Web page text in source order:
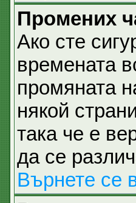
Промених
Ако сте
времената
промяната
някой
така че е
да се
Върнете се